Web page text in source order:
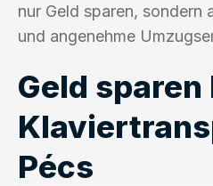
nur Geld sparen, sondern
und angenehme
Geld sparen
Pécs